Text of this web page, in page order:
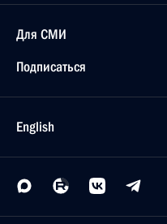
Для СМИ
Подписаться
English